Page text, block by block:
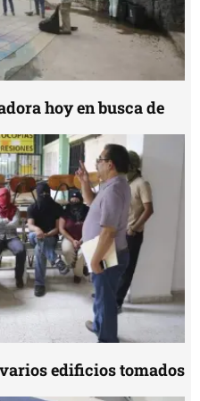
hoy en busca de
edificios tomados